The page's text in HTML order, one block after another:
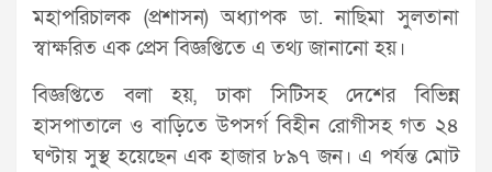
মহাপরিচালক (প্রশাসন) অধ্যাপক ডা. নাছিমা সুলতানা
স্বাক্ষরিত এক প্রেস বিজ্ঞপ্তিতে এ তথ্য জানানো হয়।
বিজ্ঞপ্তিতে বলা হয়, ঢাকা সিটিসহ দেশের বিভিন্ন
হাসপাতালে ও বাড়িতে উপসর্গ বিহীন রোগীসহ গত ২৪
ঘণ্টায় সুস্থ হয়েছেন এক হাজার ৮৯৭ জন। এ পর্যন্ত মোট